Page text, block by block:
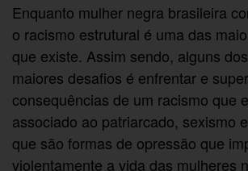
Enquanto mulher negra brasileira
o racismo estrutural é uma das
que existe. Assim sendo, alguns
maiores desafios é enfrentar e
consequências de um racismo que
associado ao patriarcado, sexismo
que são formas de opressão que
violentamente a vida das mulheres